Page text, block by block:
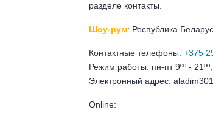
разделе контакты.
Шоу-рум: Республика
Контактные телефоны: +375
Режим работы: пн-пт 9ºº - 21ºº,
Электронный адрес:
Online: